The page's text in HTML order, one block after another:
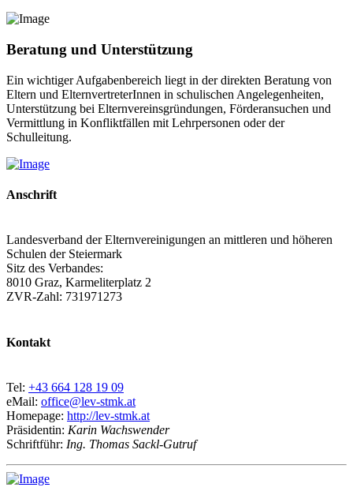
Beratung und Unterstützung
Ein wichtiger Aufgabenbereich liegt in der direkten Beratung von
Eltern und ElternvertreterInnen in schulischen Angelegenheiten,
Unterstützung bei Elternvereinsgründungen, Förderansuchen und
Vermittlung in Konfliktfällen mit Lehrpersonen oder der
Schulleitung.
Anschrift
Landesverband der Elternvereinigungen an mittleren und höheren
Schulen der Steiermark
Sitz des Verbandes:
8010 Graz, Karmeliterplatz 2
ZVR-Zahl: 731971273
Kontakt
Tel: +43 664 128 19 09
eMail: office@lev-stmk.at
Homepage: http://lev-stmk.at
Präsidentin: Karin Wachswender
Schriftführ: Ing. Thomas Sackl-Gutruf